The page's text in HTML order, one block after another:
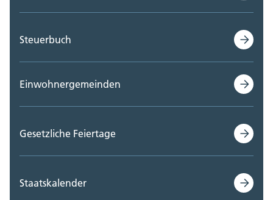
Steuerbuch
Einwohnergemeinden
Gesetzliche Feiertage
Staatskalender